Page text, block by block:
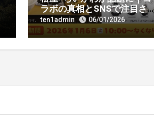
ラボの真相とSNSで注目さ
れる理由とは？
ten1admin 06/01/2026